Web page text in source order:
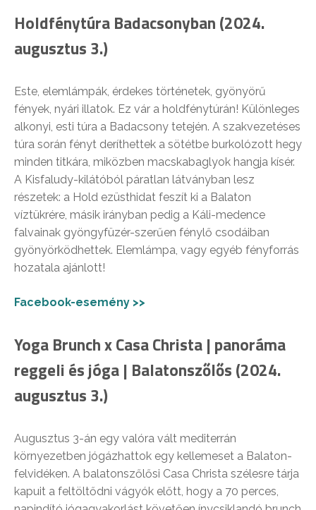
Holdfénytúra Badacsonyban (2024.
augusztus 3.)
Este, elemlámpák, érdekes történetek, gyönyörű
fények, nyári illatok. Ez vár a holdfénytúrán! Különleges
alkonyi, esti túra a Badacsony tetején. A szakvezetéses
túra során fényt deríthettek a sötétbe burkolózott hegy
minden titkára, miközben macskabaglyok hangja kísér.
A Kisfaludy-kilátóból páratlan látványban lesz
részetek: a Hold ezüsthidat feszít ki a Balaton
víztükrére, másik irányban pedig a Káli-medence
falvainak gyöngyfüzér-szerűen fénylő csodáiban
gyönyörködhettek. Elemlámpa, vagy egyéb fényforrás
hozatala ajánlott!
Facebook-esemény >>
Yoga Brunch x Casa Christa | panoráma
reggeli és jóga | Balatonszőlős (2024.
augusztus 3.)
Augusztus 3-án egy valóra vált mediterrán
környezetben jógázhattok egy kellemeset a Balaton-
felvidéken. A balatonszőlősi Casa Christa szélesre tárja
kapuit a feltöltődni vágyók előtt, hogy a 70 perces,